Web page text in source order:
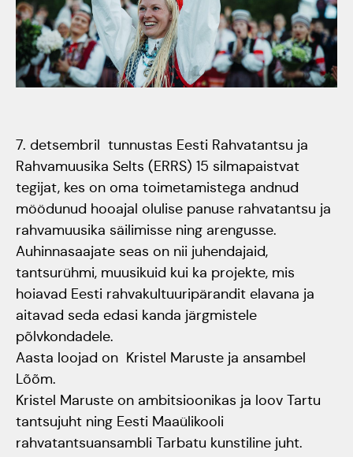
Tartumaa Tantsupidu
„Juure Juures”
Suudlev Tartu
ERTALi
rahvatantsuansamblite
galakontsert
Vanemuise
kontserdimajas
25.november 2023
ERM tantsib
Jõuluootuskontsert
"Christmas Dreams"
4.detsembril 2023
Kulno
Kungla
Eda
Jaansoo
Anne
Masing-
Luik
7. detsembril tunnustas Eesti Rahvatantsu ja
Rahvamuusika Selts (ERRS) 15 silmapaistvat
tegijat, kes on oma toimetamistega andnud
möödunud hooajal olulise panuse rahvatantsu ja
rahvamuusika säilimisse ning arengusse.
Auhinnasaajate seas on nii juhendajaid,
tantsurühmi, muusikuid kui ka projekte, mis
hoiavad Eesti rahvakultuuripärandit elavana ja
aitavad seda edasi kanda järgmistele
põlvkondadele.
Aasta loojad on Kristel Maruste ja ansambel
Lõõm.
Kristel Maruste on ambitsioonikas ja loov Tartu
tantsujuht ning Eesti Maaülikooli
rahvatantsuansambli Tarbatu kunstiline juht.